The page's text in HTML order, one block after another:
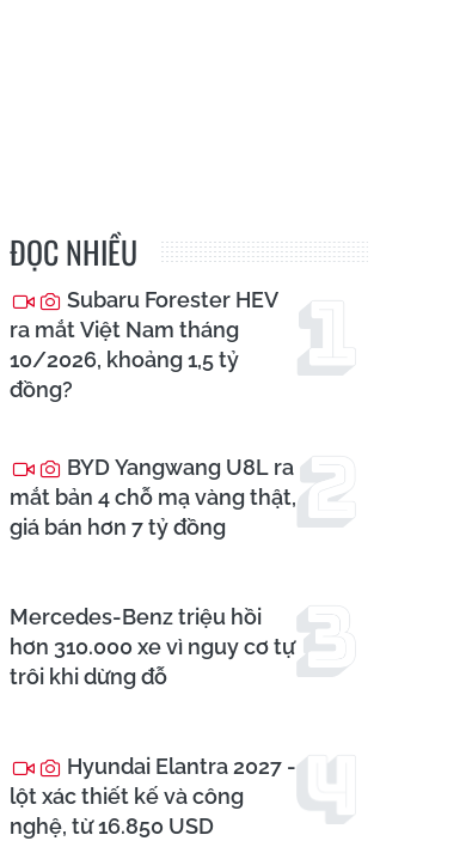
ĐỌC NHIỀU
Subaru Forester HEV
ra mắt Việt Nam tháng
10/2026, khoảng 1,5 tỷ
đồng?
BYD Yangwang U8L ra
mắt bản 4 chỗ mạ vàng thật,
giá bán hơn 7 tỷ đồng
Mercedes-Benz triệu hồi
hơn 310.000 xe vì nguy cơ tự
trôi khi dừng đỗ
Hyundai Elantra 2027 -
lột xác thiết kế và công
nghệ, từ 16.850 USD